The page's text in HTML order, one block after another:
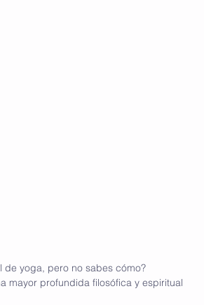
yoga, pero no sabes cómo?
mayor profundida filosófica y espiritual